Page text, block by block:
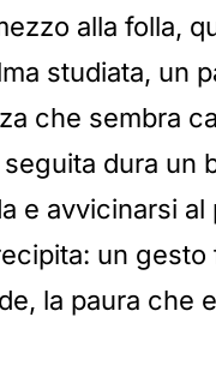
alla folla,
studiata, un
che sembra
dura un
e avvicinarsi
un gesto
la paura che